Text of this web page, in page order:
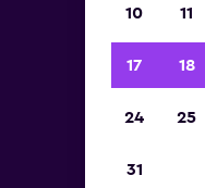
10 11
17 18
24 25
31